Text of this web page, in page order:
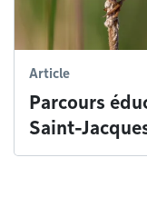
Article
Parcours
Saint-